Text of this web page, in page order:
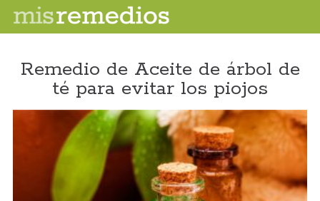
Remedio de Aceite de árbol de
té para evitar los piojos